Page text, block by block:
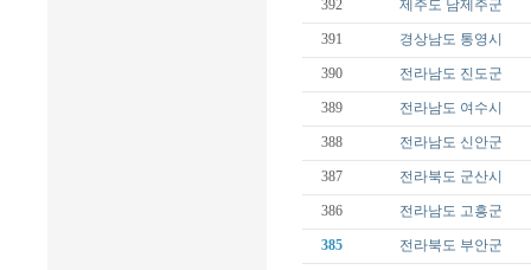
392 제주도 남제주군
391 경상남도 통영시
390 전라남도 진도군
389 전라남도 여수시
388 전라남도 신안군
387 전라북도 군산시
386 전라남도 고흥군
385 전라북도 부안군